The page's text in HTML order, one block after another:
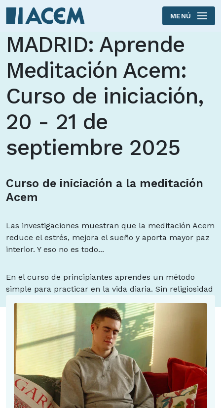
Skip to main content
MENÚ
MADRID: Aprende
Meditación Acem:
Curso de iniciación,
20 - 21 de
septiembre 2025
Curso de iniciación a la meditación
Acem
Las investigaciones muestran que la meditación Acem
reduce el estrés, mejora el sueño y aporta mayor paz
interior. Y eso no es todo...
En el curso de principiantes aprendes un método
simple para practicar en la vida diaria. Sin religiosidad
ni misticismo.